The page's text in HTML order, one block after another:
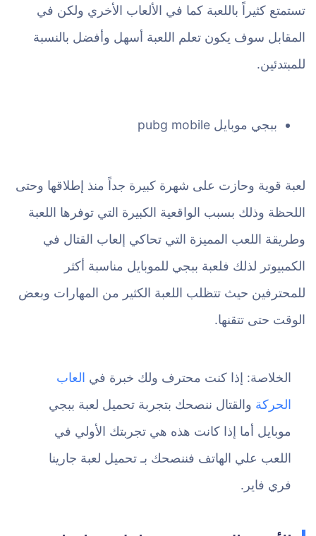
تستمتع كثيراً باللعبة كما في الألعاب الأخري ولكن في
المقابل سوف يكون تعلم اللعبة أسهل وأفضل بالنسبة
للمبتدئين.
ببجي موبايل pubg mobile
لعبة قوية وحازت على شهرة كبيرة جداً منذ إطلاقها وحتى
اللحظة وذلك بسبب الواقعية الكبيرة التي توفرها اللعبة
وطريقة اللعب المميزة التي تحاكي إلعاب القتال في
الكمبيوتر لذلك فلعبة ببجي للموبايل مناسبة أكثر
للمحترفين حيث تتظلب اللعبة الكثير من المهارات وبعض
الوقت حتى تتقنها.
الخلاصة: إذا كنت محترف ولك خبرة في العاب
الحركة والقتال ننصحك بتجربة تحميل لعبة ببجي
موبايل أما إذا كانت هذه هي تجربتك الأولي في
اللعب علي الهاتف فننصحك بـ تحميل لعبة جارينا
فري فاير.